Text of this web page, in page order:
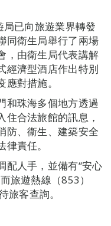
局已向旅遊業界轉發
同衛生局舉行了兩場
，由衛生局代表講解
經濟型酒店作出特別
對措施。
和珠海多個地方透過
合法旅館的訊息，
防、衞生、建築安全
責任。
配人手，並備有“安心
旅遊熱線（853）
客查詢。